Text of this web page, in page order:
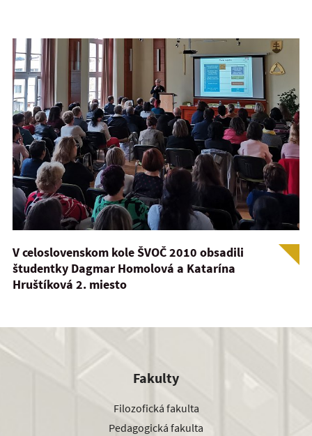
V celoslovenskom kole ŠVOČ 2010 obsadili
študentky Dagmar Homolová a Katarína
Hruštíková 2. miesto
Fakulty
Filozofická fakulta
Pedagogická fakulta